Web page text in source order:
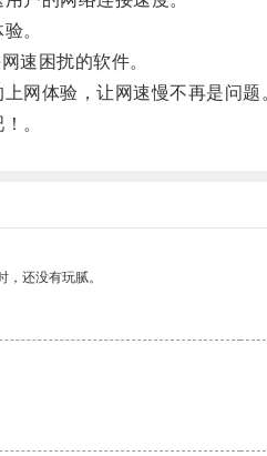
。
速困扰的软件。
体验，让网速慢不再是问题
。
还没有玩腻。